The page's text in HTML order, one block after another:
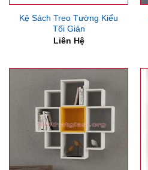
Kệ Sách Treo Tường Kiểu
Tối Giản
Liên Hệ